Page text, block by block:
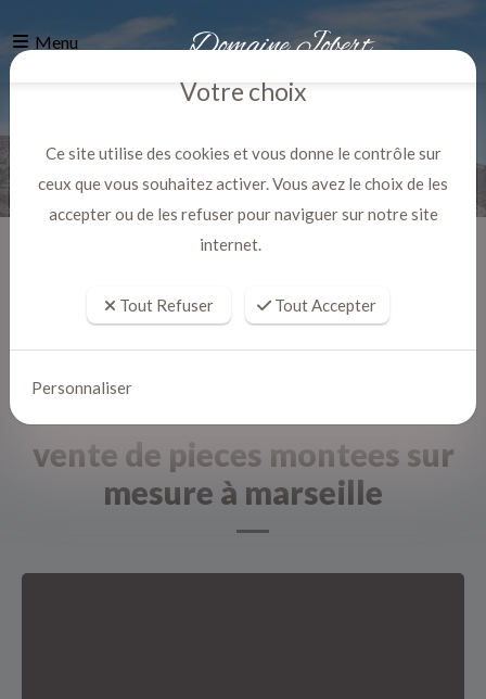
Menu
vente de pieces montees sur
mesure à marseille
Votre choix
Ce site utilise des cookies et vous donne le contrôle sur
ceux que vous souhaitez activer. Vous avez le choix de les
accepter ou de les refuser pour naviguer sur notre site
internet.
Tout Refuser Tout Accepter
Personnaliser